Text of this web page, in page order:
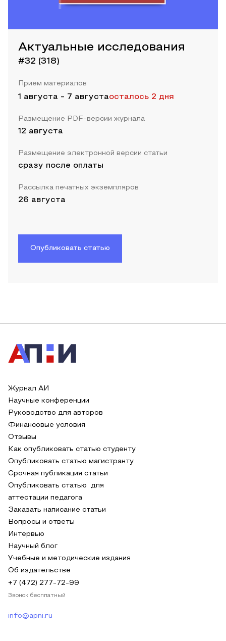
Актуальные исследования
#32 (318)
Прием материалов
1 августа - 7 августаосталось 2 дня
Размещение PDF-версии журнала
12 августа
Размещение электронной версии статьи
сразу после оплаты
Рассылка печатных экземпляров
26 августа
Опубликовать статью
Журнал АИ
Научные конференции
Руководство для авторов
Финансовые условия
Отзывы
Как опубликовать статью студенту
Опубликовать статью магистранту
Срочная публикация статьи
Опубликовать статью для
аттестации педагога
Заказать написание статьи
Вопросы и ответы
Интервью
Научный блог
Учебные и методические издания
Об издательстве
+7 (472) 277-72-99
Звонок бесплатный
info@apni.ru